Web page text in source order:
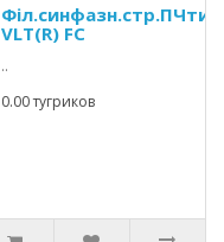
VLT(R) FC
..
0.00 тугриков